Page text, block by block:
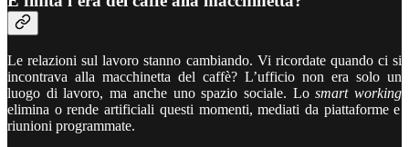
Le relazioni sul lavoro stanno cambiando. Vi ricordate quando ci si
incontrava alla macchinetta del caffè? L’ufficio non era solo un
luogo di lavoro, ma anche uno spazio sociale. Losmart working
elimina o rende artificiali questi momenti, mediati da piattaforme e
riunioni programmate.